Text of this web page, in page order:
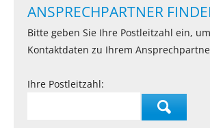
ANSPRECHPARTNER
Bitte geben Sie Ihre Postleitzahl ein,
Kontaktdaten zu Ihrem
Ihre Postleitzahl: